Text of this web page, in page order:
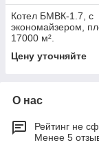
Котел БМВК-1.7, с
экономайзером,
17000 м².
Цену уточняйте
О нас
Рейтинг не
Менее 5